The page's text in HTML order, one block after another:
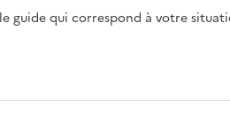
guide qui correspond à votre